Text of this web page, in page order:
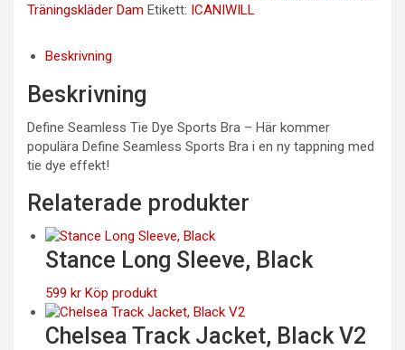
Träningskläder Dam Etikett: ICANIWILL
Beskrivning
Beskrivning
Define Seamless Tie Dye Sports Bra – Här kommer
populära Define Seamless Sports Bra i en ny tappning med
tie dye effekt!
Relaterade produkter
Stance Long Sleeve, Black
599 kr Köp produkt
Chelsea Track Jacket, Black V2